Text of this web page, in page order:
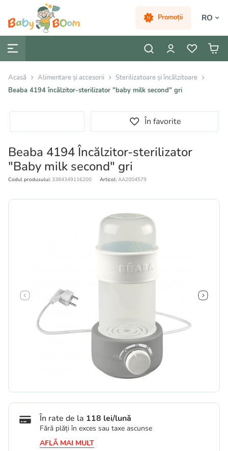
Promoții RO
Acasă Alimentare și accesorii
Sterilizatoare și încălzitoare
Beaba 4194 încălzitor-sterilizator "baby milk second" gri
În favorite
Beaba 4194 Încălzitor-sterilizator
"Baby milk second" gri
Codul produsului: 3384349116200 Articol: AA2004579
În rate de la 118 lei/lună
Fără plăți în exces sau taxe ascunse
AFLĂ MAI MULT